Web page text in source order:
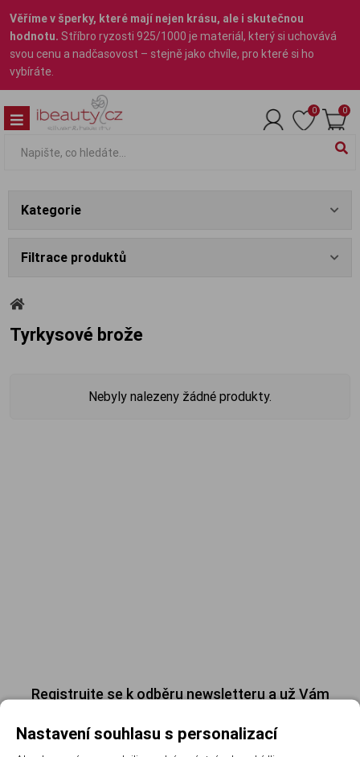
Věříme v šperky, které mají nejen krásu, ale i skutečnou
hodnotu. Stříbro ryzosti 925/1000 je materiál, který si uchovává
svou cenu a nadčasovost – stejně jako chvíle, pro které si ho
vybíráte.
0 0
Kategorie
Filtrace produktů
Tyrkysové brože
Nebyly nalezeny žádné produkty.
Registrujte se k odběru newsletteru a už Vám
ODEBÍRAT
Nastavení souhlasu s personalizací